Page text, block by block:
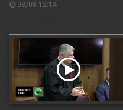
08/08 12:14